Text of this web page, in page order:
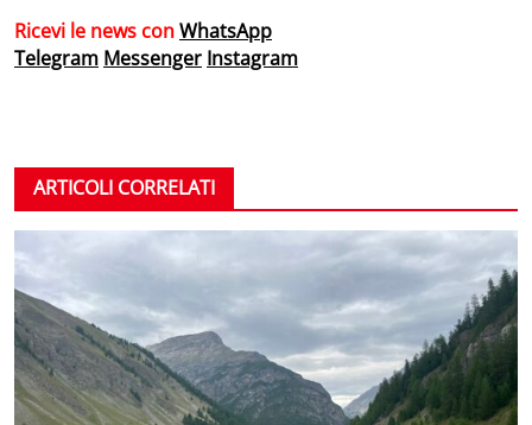
Ricevi le news conWhatsApp
Telegram Messenger Instagram
ARTICOLI CORRELATI